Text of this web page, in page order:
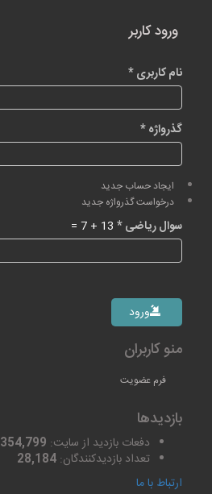
ورود کاربر
نام کاربری*
گذرواژه*
ایجاد حساب جدید
درخواست گذرواژه جدید
سوال ریاضی*
ورود
منو کاربران
فرم عضویت
بازدیدها
دفعات بازدید از سایت: 354,799
تعداد بازدیدکنندگان:28,184
ارتباط با ما